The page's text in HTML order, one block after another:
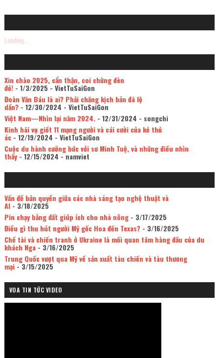
Loading...
Xin chào 2025, cẩn thận, coi chừng đèn
đỏ!- 1/3/2025 - VietTuSaiGon
Đoàn Văn Báu là ai? Phải chăng kịch bản đã lộ
dần?- 12/30/2024 - VietTuSaiGon
Việt Nam—Nhìn lại năm 2024.- 12/31/2024 - songchi
Kinh hãi vụ giết 11 mạng người và cái cười của kẻ thủ
ác- 12/19/2024 - VietTuSaiGon
Cuộc du hành cưỡng bức với sư Minh Tuệ, và những điều nhìn
thấy- 12/15/2024 - namviet
Vấn đề bản quyền giữa các nhà sáng tạo nghệ thuật và
AI- 3/18/2025
Pin chạy bằng đất giúp ích cho nhà nông- 3/17/2025
Điều gì thu hút người Mỹ gốc Hoa đến Texas?- 3/16/2025
Chế tài và chiến tranh ở Ukraine là mối quan tâm hàng đầu của du
khách Nga- 3/16/2025
Trung Quốc vượt qua Mỹ về sản xuất tàu chiến và tàu thương
mại- 3/15/2025
VOA TIN TỨC VIDEO